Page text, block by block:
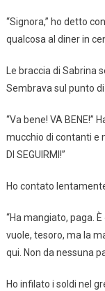
“Signora,” ho detto
qualcosa al diner in
Le braccia di Sabrina
Sembrava sul punto
“Va bene! VA BENE!”
mucchio di contanti e
DI SEGUIRMI!”
Ho contato
“Ha mangiato, paga.
vuole, tesoro, ma la
qui. Non da nessuna
Ho infilato i soldi nel